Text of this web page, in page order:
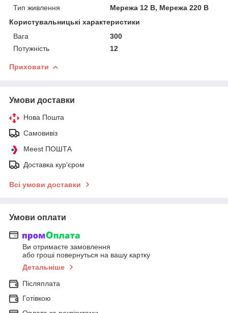
Тип живлення
Мережа 12 В, Мережа 220 В
Користувальницькі характеристики
Вага
300
Потужність
12
Приховати
Умови доставки
Нова Пошта
Самовивіз
Meest ПОШТА
Доставка кур'єром
Всі умови доставки
Умови оплати
Ви отримаєте замовлення
або гроші повернуться на вашу картку
Детальніше
Післяплата
Готівкою